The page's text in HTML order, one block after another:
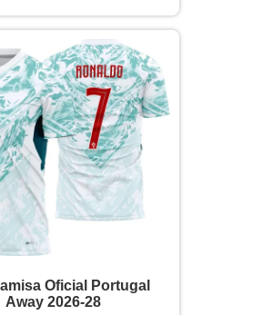
Oficial Portugal
Away 2026-28